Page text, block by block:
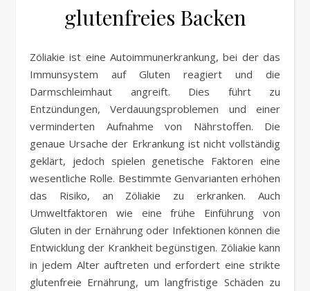
glutenfreies Backen
Zöliakie ist eine Autoimmunerkrankung, bei der das
Immunsystem auf Gluten reagiert und die
Darmschleimhaut angreift. Dies führt zu
Entzündungen, Verdauungsproblemen und einer
verminderten Aufnahme von Nährstoffen. Die
genaue Ursache der Erkrankung ist nicht vollständig
geklärt, jedoch spielen genetische Faktoren eine
wesentliche Rolle. Bestimmte Genvarianten erhöhen
das Risiko, an Zöliakie zu erkranken. Auch
Umweltfaktoren wie eine frühe Einführung von
Gluten in der Ernährung oder Infektionen können die
Entwicklung der Krankheit begünstigen. Zöliakie kann
in jedem Alter auftreten und erfordert eine strikte
glutenfreie Ernährung, um langfristige Schäden zu